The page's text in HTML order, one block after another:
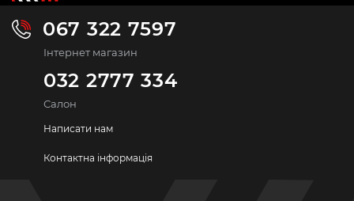
067 322 7597
Інтернет магазин
032 2777 334
Салон
Написати нам
Контактна інформація